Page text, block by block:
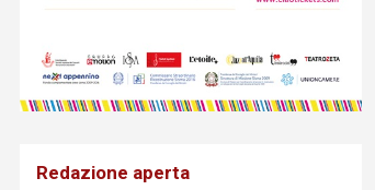
Redazione aperta